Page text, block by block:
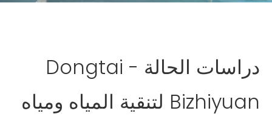
دراسات الحالة - Dongtai
Bizhiyuan لتنقية المياه ومياه